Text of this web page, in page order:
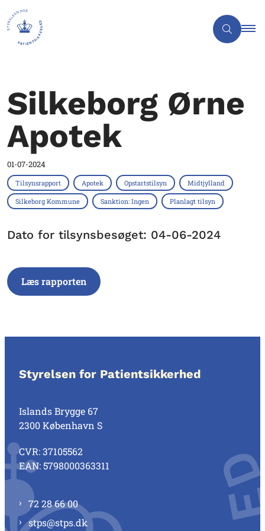
Silkeborg Ørne
Apotek
01-07-2024
Tilsynsrapport Apotek Opstartstilsyn Midtjylland
Silkeborg Kommune Sanktion: Ingen Planlagt tilsyn
Dato for tilsynsbesøget: 04-06-2024
Læs rapporten
Styrelsen for Patientsikkerhed
Islands Brygge 67
2300 København S
CVR: 37105562
EAN: 5798000363311
72 28 66 00
stps@stps.dk